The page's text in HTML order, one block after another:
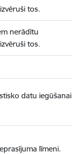
tos.
nerādītu
tos.
datu iegūšanai
līmeni.